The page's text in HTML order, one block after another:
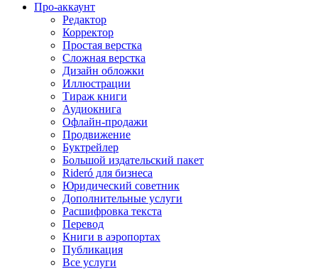
Про-аккаунт
Редактор
Корректор
Простая верстка
Сложная верстка
Дизайн обложки
Иллюстрации
Тираж книги
Аудиокнига
Офлайн-продажи
Продвижение
Буктрейлер
Большой издательский пакет
Rideró для бизнеса
Юридический советник
Дополнительные услуги
Расшифровка текста
Перевод
Книги в аэропортах
Публикация
Все услуги